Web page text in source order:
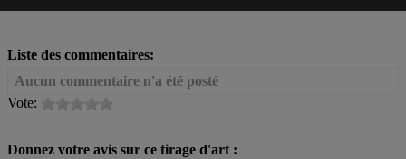
Liste des commentaires:
Aucun commentaire n'a été posté
Vote:
Donnez votre avis sur ce tirage d'art :